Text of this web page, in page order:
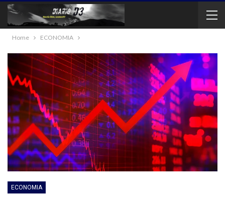
Home ECONOMIA
ECONOMIA